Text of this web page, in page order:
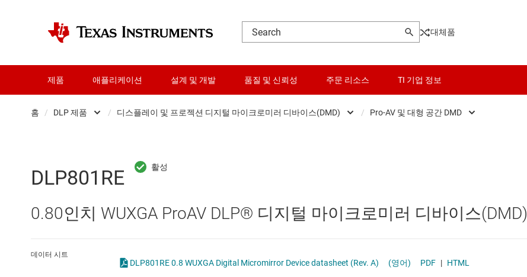
대체품
제품 애플리케이션 설계 및 개발 품질 및 신뢰성 주문 리소스 TI 기업 정보
홈 / DLP 제품
RF 및 마이크로파
데이터 컨버터
마이크로컨트롤러(MCU) 및 프로세서
인터페이스
절연
/ 디스플레이 및 프로젝션 디지털 마이크로미러 디바이스(DMD)
차량용 디지털 마이크로미러 디바이스(DMD)
/ Pro-AV 및 대형 공간 DMD
DLP801RE
0.80인치 WUXGA ProAV DLP® 디지털 마이크로미러 디바이스(DMD)
데이터 시트
DLP801RE 0.8 WUXGA Digital Micromirror Device datasheet (Rev. A) (영어) PDF | HTML